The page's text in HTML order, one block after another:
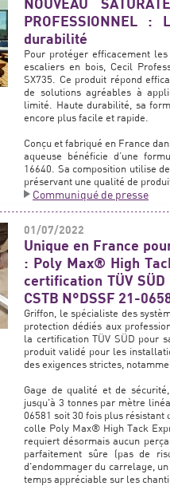
PROFESSIONNEL
durabilité
Pour protéger efficacement
escaliers en bois, Cecil
SX735. Ce produit répond
de solutions agréables à
limité. Haute durabilité, sa
encore plus facile et rapide.
Conçu et fabriqué en France
aqueuse bénéficie d’une
16640. Sa composition utilise
préservant une qualité de
Communiqué de presse
01/07/2022
Unique en France
: Poly Max® High
certification TÜV
CSTB N°DSSF 21-
Griffon, le spécialiste des
protection dédiés aux
la certification TÜV SÜD pour
produit validé pour les
des exigences strictes,
Gage de qualité et de
jusqu'à 3 tonnes par mètre
06581 soit 30 fois plus résistant
colle Poly Max® High Tack
requiert désormais aucun
parfaitement sûre (pas de
d'endommager du carrelage,
temps appréciable sur les